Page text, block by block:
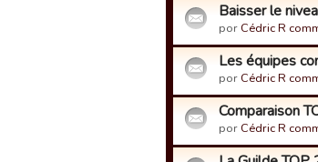
Baisser le
por Cédric R
Les équipes
por Cédric R
Comparaison
por Cédric R